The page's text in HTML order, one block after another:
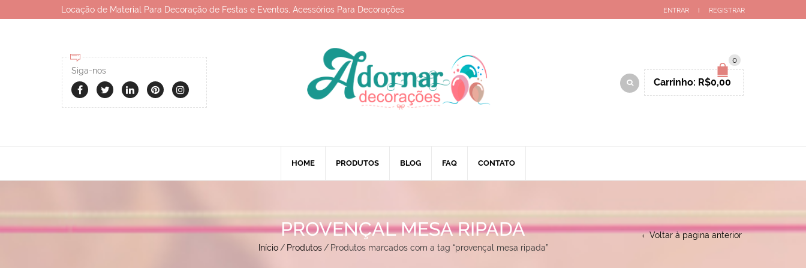
Locação de Material Para Decoração de Festas e Eventos, Acessórios Para Decorações ENTRAR REGISTRAR
Siga-nos
0
Carrinho: R$0,00
HOME PRODUTOS BLOG FAQ CONTATO
PROVENÇAL MESA RIPADA
Início / Produtos / Produtos marcados com a tag “provençal mesa ripada”
Voltar à pagina anterior